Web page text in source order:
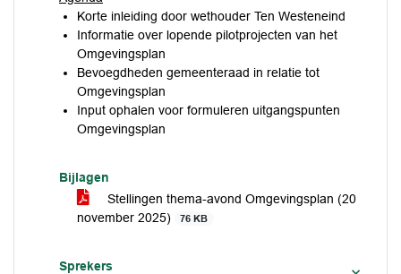
Korte inleiding door wethouder Ten Westeneind
Informatie over lopende pilotprojecten van het
Omgevingsplan
Bevoegdheden gemeenteraad in relatie tot
Omgevingsplan
Input ophalen voor formuleren uitgangspunten
Omgevingsplan
Bijlagen
Stellingen thema-avond Omgevingsplan (20
november 2025)
76 KB
Sprekers